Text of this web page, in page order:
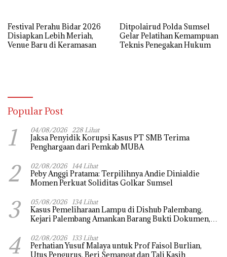
Festival Perahu Bidar 2026
Disiapkan Lebih Meriah,
Venue Baru di Keramasan
Ditpolairud Polda Sumsel
Gelar Pelatihan Kemampuan
Teknis Penegakan Hukum
Popular Post
1 04/08/2026 228 Lihat
Jaksa Penyidik Korupsi Kasus PT SMB Terima
Penghargaan dari Pemkab MUBA
2 02/08/2026 144 Lihat
Peby Anggi Pratama: Terpilihnya Andie Dinialdie
Momen Perkuat Soliditas Golkar Sumsel
3 05/08/2026 134 Lihat
Kasus Pemeliharaan Lampu di Dishub Palembang,
Kejari Palembang Amankan Barang Bukti Dokumen,
4 02/08/2026 133 Lihat
Perhatian Yusuf Malaya untuk Prof Faisol Burlian,
Utus Pengurus, Beri Semangat dan Tali Kasih